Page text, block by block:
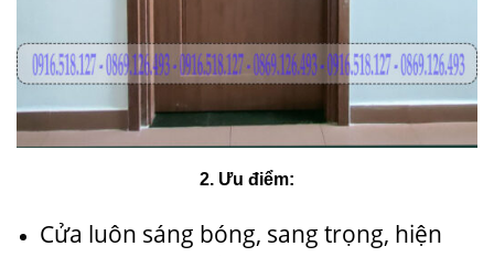
2. Ưu điểm:
Cửa luôn sáng bóng, sang trọng, hiện